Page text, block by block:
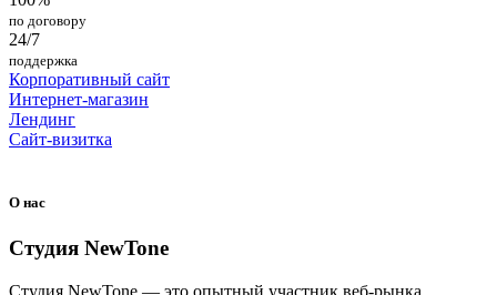
по договору
24/7
поддержка
Корпоративный сайт
Интернет-магазин
Лендинг
Сайт-визитка
О нас
Студия NewTone
Студия NewTone — это опытный участник веб-рынка